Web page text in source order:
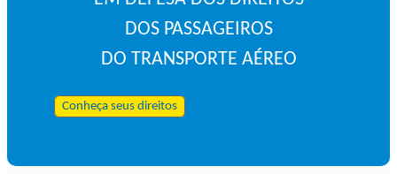
DOS PASSAGEIROS
DO TRANSPORTE AÉREO
Conheça seus direitos